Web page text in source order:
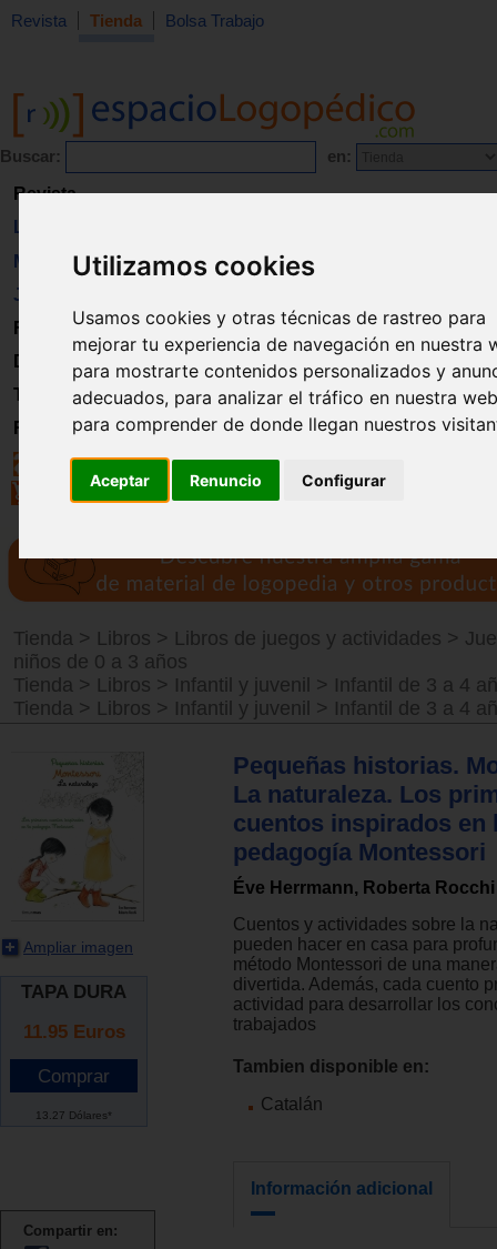
Utilizamos cookies
Usamos cookies y otras técnicas de rastreo para
mejorar tu experiencia de navegación en nuestra
para mostrarte contenidos personalizados y
adecuados, para analizar el tráfico en nuestra
para comprender de donde llegan nuestros
Aceptar Renuncio Configurar
Revista Tienda Bolsa Trabajo
Buscar: en:
Revista
Libros
Material
Juguetes
Formación
Directorio
Trabajo
Registro
Tienda > Libros > Libros de juegos y actividades >
niños de 0 a 3 años
Tienda > Libros > Infantil y juvenil > Infantil de 3 a 4
Tienda > Libros > Infantil y juvenil > Infantil de 3 a 4
Ampliar imagen
TAPA DURA
11.95 Euros
13.27 Dólares*
Compartir en:
Pequeñas historias.
La naturaleza. Los
cuentos inspirados en
pedagogía Montessori
Éve Herrmann, Roberta Rocchi
Cuentos y actividades sobre la
pueden hacer en casa para
método Montessori de una
divertida. Además, cada cuento
actividad para desarrollar los
trabajados
Tambien disponible en:
Catalán
Información adicional